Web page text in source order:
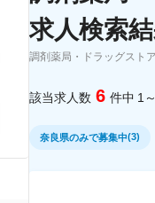
パートナーエー
求人検索
調剤薬局・ドラッグスト
該当求人数 6 件中 1
奈良県のみで募集中(3)